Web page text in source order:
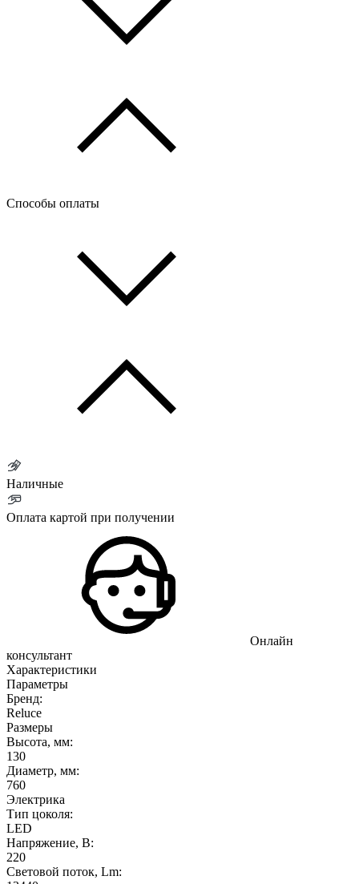
Способы оплаты
Наличные
Оплата картой при получении
Онлайн
консультант
Характеристики
Параметры
Бренд:
Reluce
Размеры
Высота, мм:
130
Диаметр, мм:
760
Электрика
Тип цоколя:
LED
Напряжение, В:
220
Световой поток, Lm: